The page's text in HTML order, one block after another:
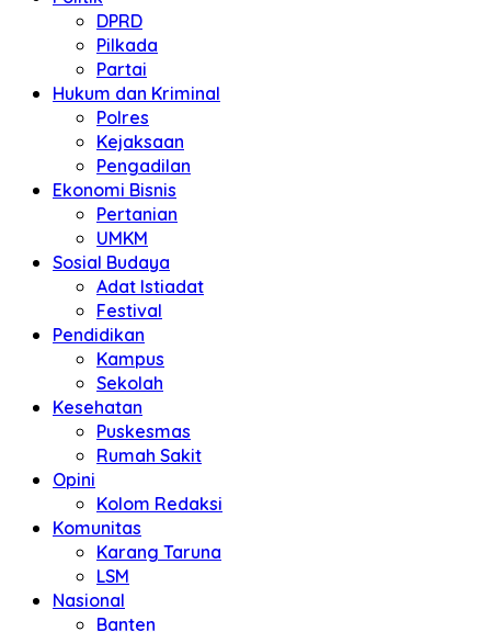
DPRD
Pilkada
Partai
Hukum dan Kriminal
Polres
Kejaksaan
Pengadilan
Ekonomi Bisnis
Pertanian
UMKM
Sosial Budaya
Adat Istiadat
Festival
Pendidikan
Kampus
Sekolah
Kesehatan
Puskesmas
Rumah Sakit
Opini
Kolom Redaksi
Komunitas
Karang Taruna
LSM
Nasional
Banten